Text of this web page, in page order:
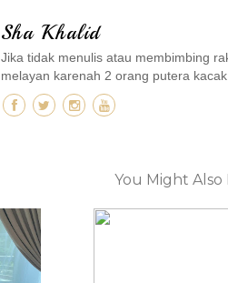
Sha Khalid
Jika tidak menulis atau membimbing
melayan karenah 2 orang putera
You Might Also